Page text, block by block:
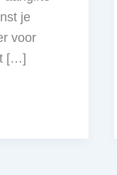
je
voor
[…]